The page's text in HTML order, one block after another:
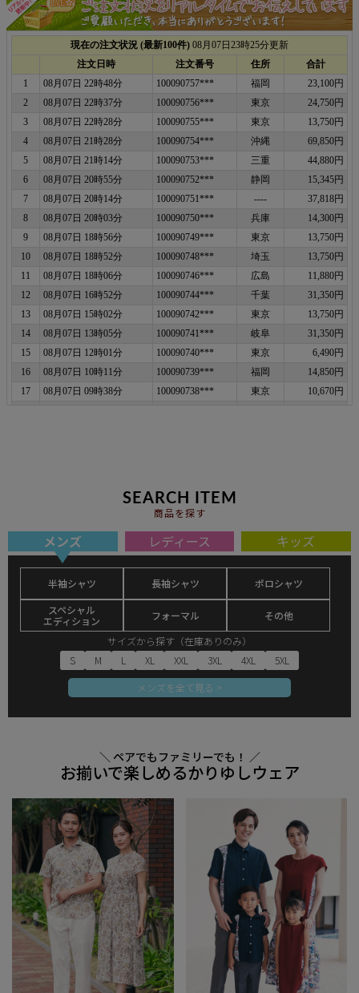
SEARCH ITEM
商品を探す
メンズ レディース キッズ
半袖シャツ 長袖シャツ
ポロシャツ
スペシャル
エディション
フォーマル
その他
サイズから探す（在庫ありのみ）
S
M L XL XXL 3XL 4XL
5XL
メンズを全て見る >
＼ ペアでもファミリーでも！ ／
お揃いで楽しめるかりゆしウェア